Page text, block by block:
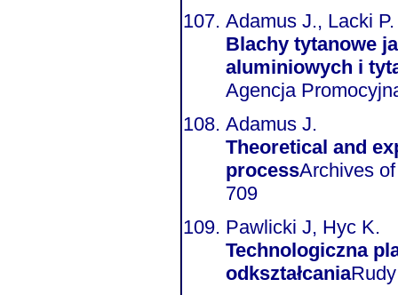
Adamus J., Lacki P.
Blachy tytanowe
aluminiowych i
Agencja
Adamus J.
Theoretical and
processArchives of
709
Pawlicki J, Hyc K.
Technologiczna
odkształcania